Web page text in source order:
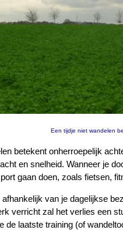
Een tijdje niet wandelen
betekent onherroepelijk
en snelheid. Wanneer je
gaan doen, zoals fietsen,
van je dagelijkse
verricht zal het verlies een
de laatste training (of